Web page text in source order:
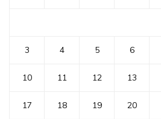
3 4 5 6
10 11 12 13
17 18 19 20